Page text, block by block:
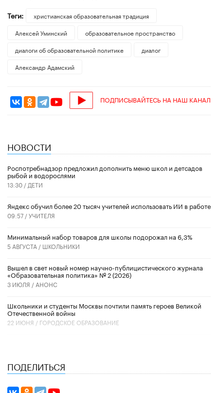
Теги:
христианская образовательная традиция
Алексей Уминский
образовательное пространство
диалоги об образовательной политике
диалог
Александр Адамский
ПОДПИСЫВАЙТЕСЬ НА НАШ КАНАЛ
НОВОСТИ
Роспотребнадзор предложил дополнить меню школ и детсадов
рыбой и водорослями
13:30 / ДЕТИ
​Яндекс обучил более 20 тысяч учителей использовать ИИ в работе
09:57 /УЧИТЕЛЯ
Минимальный набор товаров для школы подорожал на 6,3%
5 АВГУСТА / ШКОЛЬНИКИ
Вышел в свет новый номер научно-публицистического журнала
«Образовательная политика» № 2 (2026)
3 ИЮЛЯ / АНОНС
Школьники и студенты Москвы почтили память героев Великой
Отечественной войны
22 ИЮНЯ / ГОРОДСКОЕ ОБРАЗОВАНИЕ
ПОДЕЛИТЬСЯ